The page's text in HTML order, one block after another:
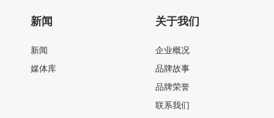
新闻
新闻
媒体库
关于我们
企业概况
品牌故事
品牌荣誉
联系我们